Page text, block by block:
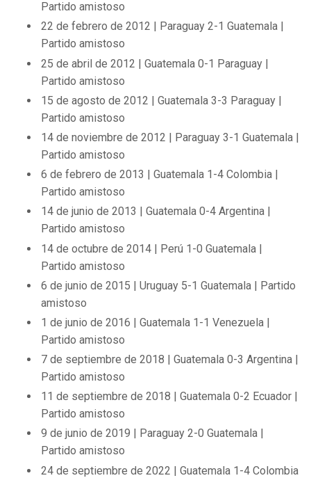
Partido amistoso
22 de febrero de 2012 | Paraguay 2-1 Guatemala |
Partido amistoso
25 de abril de 2012 | Guatemala 0-1 Paraguay |
Partido amistoso
15 de agosto de 2012 | Guatemala 3-3 Paraguay |
Partido amistoso
14 de noviembre de 2012 | Paraguay 3-1 Guatemala |
Partido amistoso
6 de febrero de 2013 | Guatemala 1-4 Colombia |
Partido amistoso
14 de junio de 2013 | Guatemala 0-4 Argentina |
Partido amistoso
14 de octubre de 2014 | Perú 1-0 Guatemala |
Partido amistoso
6 de junio de 2015 | Uruguay 5-1 Guatemala | Partido
amistoso
1 de junio de 2016 | Guatemala 1-1 Venezuela |
Partido amistoso
7 de septiembre de 2018 | Guatemala 0-3 Argentina |
Partido amistoso
11 de septiembre de 2018 | Guatemala 0-2 Ecuador |
Partido amistoso
9 de junio de 2019 | Paraguay 2-0 Guatemala |
Partido amistoso
24 de septiembre de 2022 | Guatemala 1-4 Colombia